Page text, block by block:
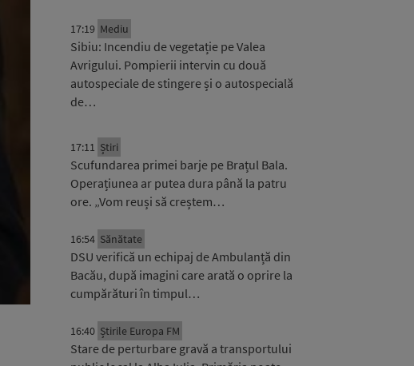
17:19 Mediu
Sibiu: Incendiu de vegetație pe Valea
Avrigului. Pompierii intervin cu două
autospeciale de stingere și o autospecială
de…
17:11 Știri
Scufundarea primei barje pe Brațul Bala.
Operațiunea ar putea dura până la patru
ore. „Vom reuși să creștem…
16:54 Sănătate
DSU verifică un echipaj de Ambulanță din
Bacău, după imagini care arată o oprire la
cumpărături în timpul…
16:40 Știrile Europa FM
Stare de perturbare gravă a transportului